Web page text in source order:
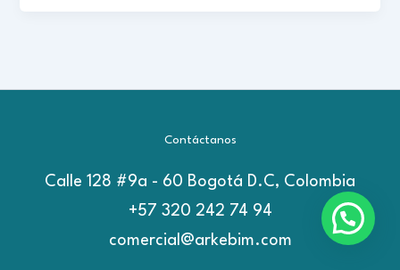
Contáctanos
Calle 128 #9a - 60 Bogotá D.C, Colombia
+57 320 242 74 94
comercial@arkebim.com